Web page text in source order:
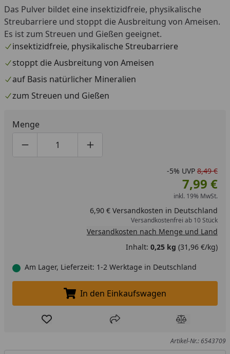
Das Pulver bildet eine insektizidfreie, physikalische
Streubarriere und stoppt die Ausbreitung von Ameisen.
Es ist zum Streuen und Gießen geeignet.
insektizidfreie, physikalische Streubarriere
stoppt die Ausbreitung von Ameisen
auf Basis natürlicher Mineralien
zum Streuen und Gießen
Menge
Produktmenge um eins verringern
Produktmenge manuell eingeben
Produktmenge um eins erhöhen
-5% UVP 8,49 €
7,99 €
inkl. 19% MwSt.
6,90 € Versandkosten in Deutschland
Versandkostenfrei ab 10 Stück
Versandkosten nach Menge und Land
Inhalt: 0,25 kg (31,96 €/kg)
Am Lager, Lieferzeit: 1-2 Werktage in Deutschland
In den Einkaufswagen legen
In den Einkaufswagen
Produkt zur Wunschliste hinzufügen
Teilen Produkt
Artikel-Nr.: 6543709